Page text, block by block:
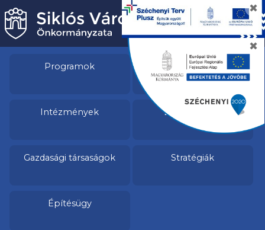
✖
✖
Programok Pályázatok
Intézmények Egészségügy
Gazdasági társaságok Stratégiák
Építésügy